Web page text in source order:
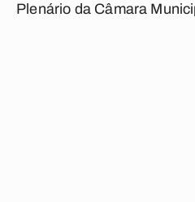
Plenário da Câmara